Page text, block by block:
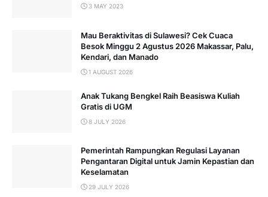
3 MAY 2023
Mau Beraktivitas di Sulawesi? Cek Cuaca
Besok Minggu 2 Agustus 2026 Makassar, Palu,
Kendari, dan Manado
1 AUGUST 2026
Anak Tukang Bengkel Raih Beasiswa Kuliah
Gratis di UGM
8 JULY 2026
Pemerintah Rampungkan Regulasi Layanan
Pengantaran Digital untuk Jamin Kepastian dan
Keselamatan
29 JULY 2026